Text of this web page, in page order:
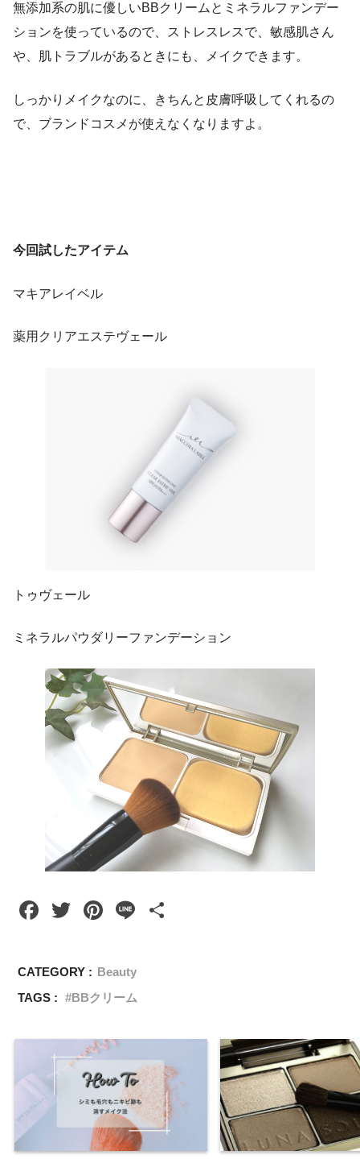
無添加系の肌に優しいBBクリームとミネラルファンデー
ションを使っているので、ストレスレスで、敏感肌さん
や、肌トラブルがあるときにも、メイクできます。
しっかりメイクなのに、きちんと皮膚呼吸してくれるの
で、ブランドコスメが使えなくなりますよ。
今回試したアイテム
マキアレイベル
薬用クリアエステヴェール
トゥヴェール
ミネラルパウダリーファンデーション
F
c
e
o
o
k
T
tt
er
Pi
er
e
st
Li
CATEGORY : Beauty
TAGS :
BBクリーム